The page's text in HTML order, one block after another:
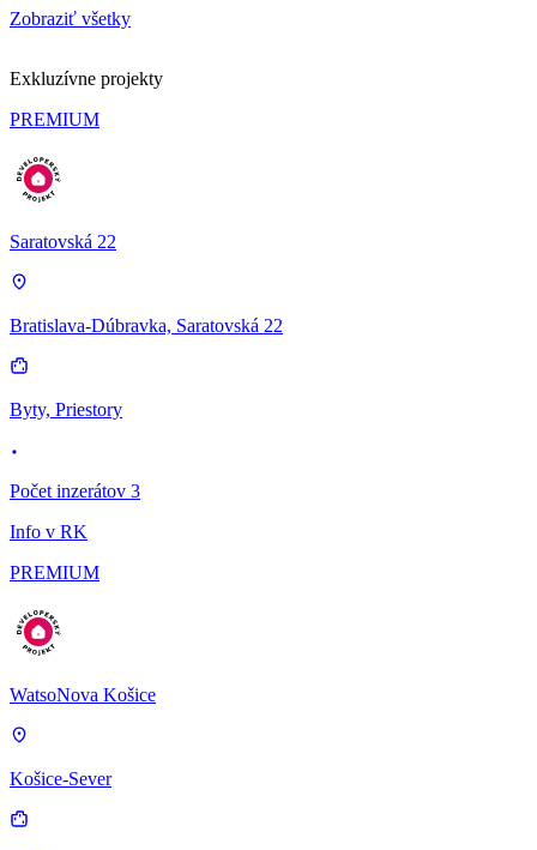
Zobraziť všetky
Exkluzívne projekty
PREMIUM
Saratovská 22
Bratislava-Dúbravka, Saratovská 22
Byty, Priestory
Počet inzerátov 3
Info v RK
PREMIUM
WatsoNova Košice
Košice-Sever